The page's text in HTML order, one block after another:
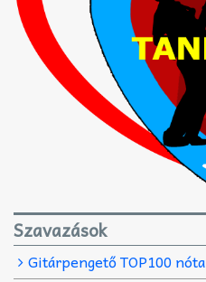
Szavazások
Gitárpengető TOP100 nóta